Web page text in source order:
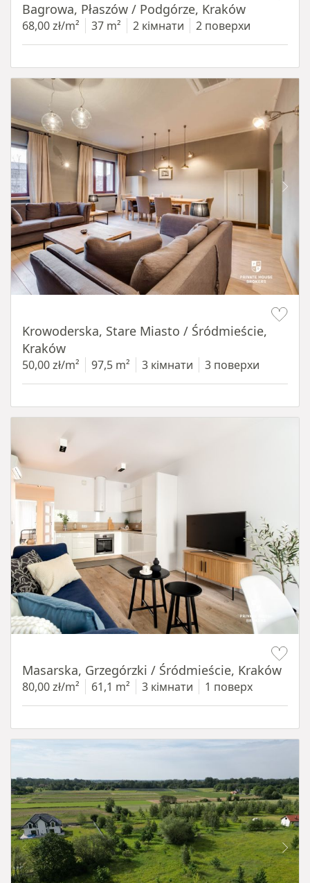
Bagrowa, Płaszów / Podgórze, Kraków
68,00 zł/m² 37 m² 2 кімнати 2 поверхи
Krowoderska, Stare Miasto / Śródmieście,
Kraków
50,00 zł/m² 97,5 m² 3 кімнати 3 поверхи
Masarska, Grzegórzki / Śródmieście, Kraków
80,00 zł/m² 61,1 m² 3 кімнати 1 поверх